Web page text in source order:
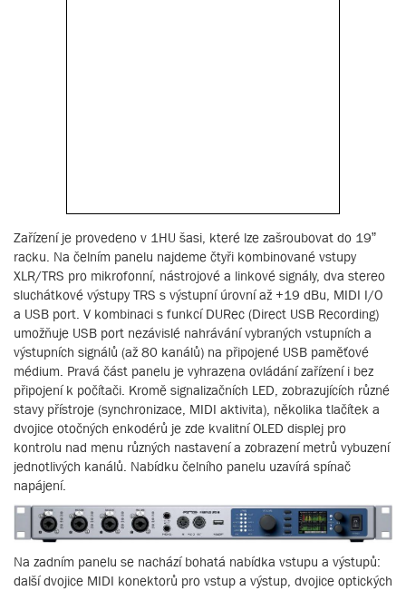
Zařízení je provedeno v 1HU šasi, které lze zašroubovat do 19”
racku. Na čelním panelu najdeme čtyři kombinované vstupy
XLR/TRS pro mikrofonní, nástrojové a linkové signály, dva stereo
sluchátkové výstupy TRS s výstupní úrovní až +19 dBu, MIDI I/O
a USB port. V kombinaci s funkcí DURec (Direct USB Recording)
umožňuje USB port nezávislé nahrávání vybraných vstupních a
výstupních signálů (až 80 kanálů) na připojené USB paměťové
médium. Pravá část panelu je vyhrazena ovládání zařízení i bez
připojení k počítači. Kromě signalizačních LED, zobrazujících různé
stavy přístroje (synchronizace, MIDI aktivita), několika tlačítek a
dvojice otočných enkodérů je zde kvalitní OLED displej pro
kontrolu nad menu různých nastavení a zobrazení metrů vybuzení
jednotlivých kanálů. Nabídku čelního panelu uzavírá spínač
napájení.
Na zadním panelu se nachází bohatá nabídka vstupu a výstupů:
další dvojice MIDI konektorů pro vstup a výstup, dvojice optických